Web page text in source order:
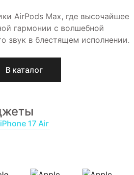
AirPods Max, где высочайшее
гармонии с волшебной
звук в блестящем исполнении.
В каталог
iPhone 17 Air